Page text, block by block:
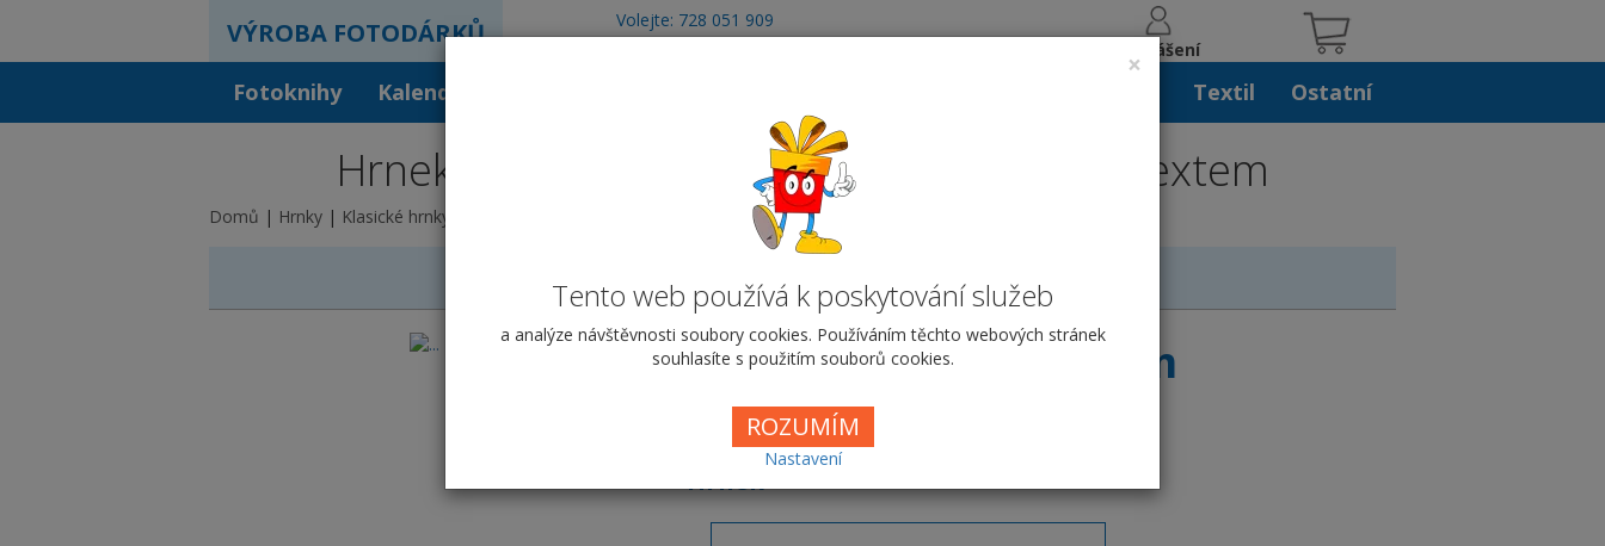
×
Tento web používá k poskytování služeb
a analýze návštěvnosti soubory cookies. Používáním těchto webových stránek
souhlasíte s použitím souborů cookies.
ROZUMÍM
Nastavení
VÝROBA FOTODÁRKŮ
Volejte: 728 051 909
obchod@vyrobafotodarku.cz
Přihlášení
Fotoknihy Kalendáře Textil Ostatní
Hrnek keramický 300 ml - Základní foto s textem
Domů Hrnky Klasické hrnky
Vyberte si krabičku
Základní foto s textem
Cena od 189,00 Kč
Hrnek